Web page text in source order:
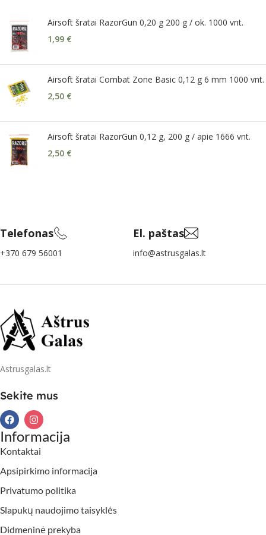
Airsoft šratai RazorGun 0,20 g 200 g / ok. 1000 vnt.
1,99 €
Airsoft šratai Combat Zone Basic 0,12 g 6 mm 1000 vnt.
2,50 €
Airsoft šratai RazorGun 0,12 g, 200 g / apie 1666 vnt.
2,50 €
Telefonas
+370 679 56001
El. paštas
info@astrusgalas.lt
Astrusgalas.lt
Sekite mus
Informacija
Kontaktai
Apsipirkimo informacija
Privatumo politika
Slapukų naudojimo taisyklės
Didmeninė prekyba